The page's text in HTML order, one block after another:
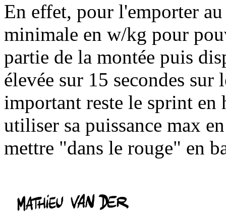
En effet, pour l'emporter
minimale en w/kg pour
partie de la montée puis
élevée sur 15 secondes
important reste le sprint
utiliser sa puissance max
mettre "dans le rouge" en